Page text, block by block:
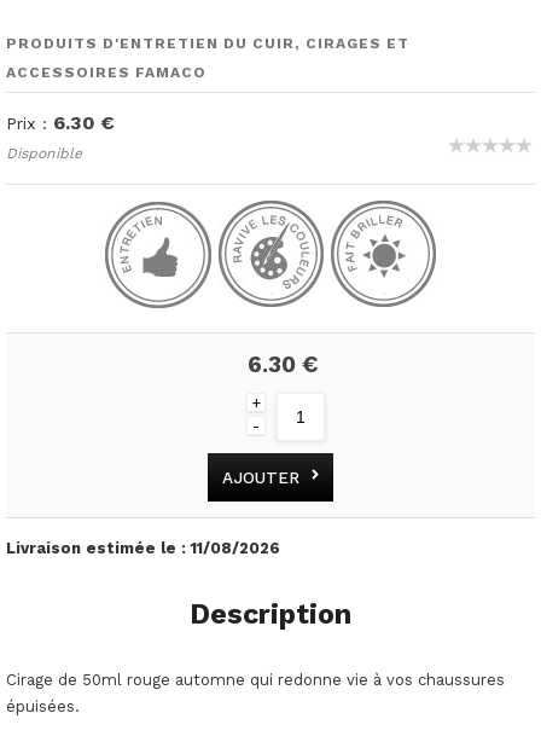
PRODUITS D'ENTRETIEN DU CUIR, CIRAGES ET
ACCESSOIRES FAMACO
Prix : 6.30 €
Disponible
6.30 €
+
-
AJOUTER
Livraison estimée le :11/08/2026
Description
Cirage de 50ml rouge automne qui redonne vie à vos chaussures
épuisées.